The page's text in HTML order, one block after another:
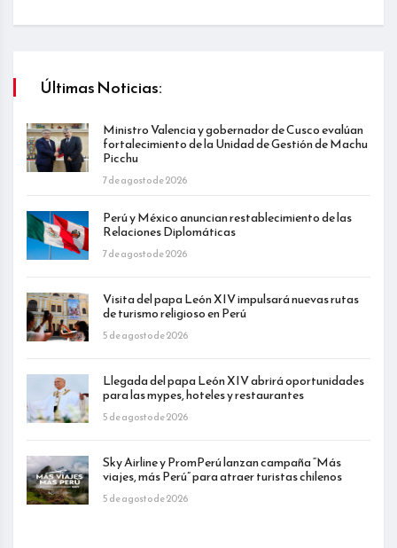
Últimas Noticias:
Ministro Valencia y gobernador de Cusco evalúan
fortalecimiento de la Unidad de Gestión de Machu
Picchu
7 de agosto de 2026
Perú y México anuncian restablecimiento de las
Relaciones Diplomáticas
7 de agosto de 2026
Visita del papa León XIV impulsará nuevas rutas
de turismo religioso en Perú
5 de agosto de 2026
Llegada del papa León XIV abrirá oportunidades
para las mypes, hoteles y restaurantes
5 de agosto de 2026
Sky Airline y PromPerú lanzan campaña “Más
viajes, más Perú” para atraer turistas chilenos
5 de agosto de 2026